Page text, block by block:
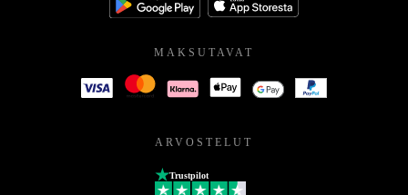
MAKSUTAVAT
ARVOSTELUT
Trustpilot